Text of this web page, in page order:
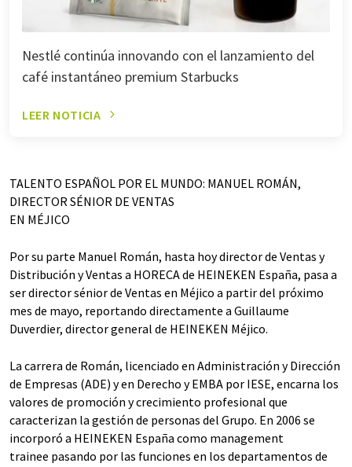
Nestlé continúa innovando con el lanzamiento del
café instantáneo premium Starbucks
LEER NOTICIA
TALENTO ESPAÑOL POR EL MUNDO: MANUEL ROMÁN,
DIRECTOR SÉNIOR DE VENTAS
EN MÉJICO
Por su parte Manuel Román, hasta hoy director de Ventas y
Distribución y Ventas a HORECA de HEINEKEN España, pasa a
ser director sénior de Ventas en Méjico a partir del próximo
mes de mayo, reportando directamente a Guillaume
Duverdier, director general de HEINEKEN Méjico.
La carrera de Román, licenciado en Administración y Dirección
de Empresas (ADE) y en Derecho y EMBA por IESE, encarna los
valores de promoción y crecimiento profesional que
caracterizan la gestión de personas del Grupo. En 2006 se
incorporó a HEINEKEN España como management
trainee pasando por las funciones en los departamentos de